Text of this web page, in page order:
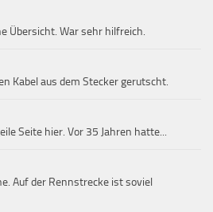
Übersicht. War sehr hilfreich.
Kabel aus dem Stecker gerutscht.
Seite hier. Vor 35 Jahren hatte...
Auf der Rennstrecke ist soviel